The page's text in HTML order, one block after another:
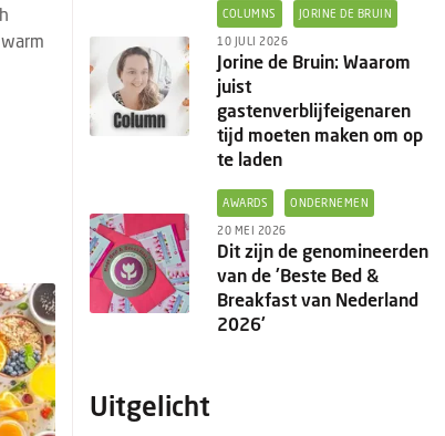
COLUMNS JORINE DE BRUIN
10 JULI 2026
Jorine de Bruin: Waarom
juist
gastenverblijfeigenaren
tijd moeten maken om op
te laden
AWARDS ONDERNEMEN
20 MEI 2026
Dit zijn de genomineerden
van de 'Beste Bed &
Breakfast van Nederland
2026'
Uitgelicht